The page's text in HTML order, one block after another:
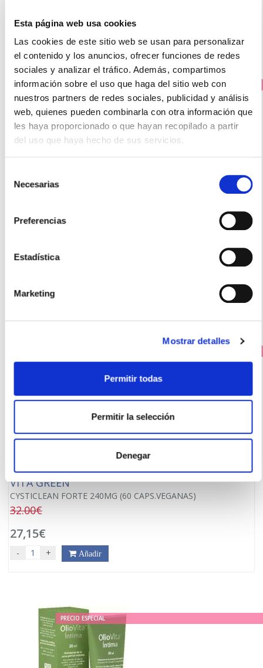
Esta página web usa cookies
Las cookies de este sitio web se usan para personalizar
el contenido y los anuncios, ofrecer funciones de redes
sociales y analizar el tráfico. Además, compartimos
información sobre el uso que haga del sitio web con
nuestros partners de redes sociales, publicidad y análisis
web, quienes pueden combinarla con otra información que
les haya proporcionado o que hayan recopilado a partir
del uso que haya hecho de sus servicios.
Necesarias
Preferencias
Estadística
Marketing
Mostrar detalles
Permitir todas
Permitir la selección
Denegar
- Añadir
PRECIO ESPECIAL
GYNEA
VITA GREEN
CYSTICLEAN FORTE 240MG (60 CAPS.VEGANAS)
32.00€
27,15€
- + Añadir
PRECIO ESPECIAL